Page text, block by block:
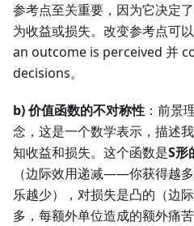
参考点至关重要，因为它决定
为收益或损失。改变参考点可
an outcome is perceived 并
decisions。
b) 价值函数的不对称性 ：前景
念，这是一个数学表示，描述
知收益和损失。这个函数是S形
（边际效用递减——你获得越
乐越少），对损失是凸的（边
多，每额外单位造成的额外痛